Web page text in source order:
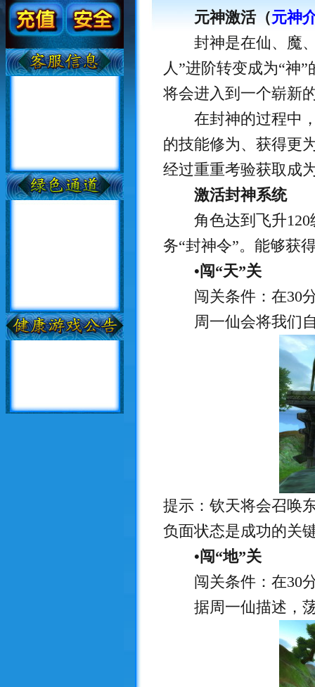
元神激活（元神
封神是在仙、魔、
人”进阶转变成为“神
将会进入到一个崭新
在封神的过程中，
的技能修为、获得更
经过重重考验获取成
激活封神系统
角色达到飞升120
务“封神令”。能够获
•闯“天”关
闯关条件：在30分
周一仙会将我们自
提示：钦天将会召唤
负面状态是成功的关
•闯“地”关
闯关条件：在30分
据周一仙描述，荡